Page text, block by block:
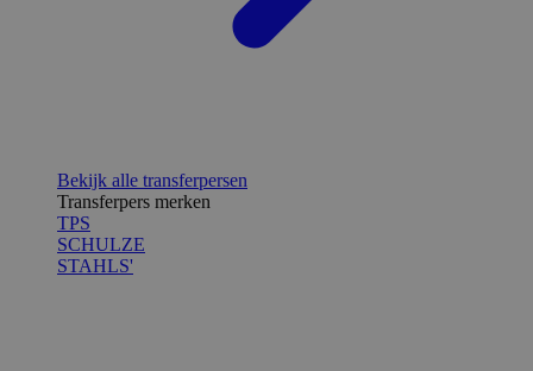
Bekijk alle transferpersen
Transferpers merken
TPS
SCHULZE
STAHLS'